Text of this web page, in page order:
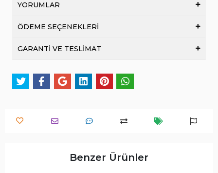
YORUMLAR
ÖDEME SEÇENEKLERİ
GARANTİ VE TESLİMAT
Benzer Ürünler